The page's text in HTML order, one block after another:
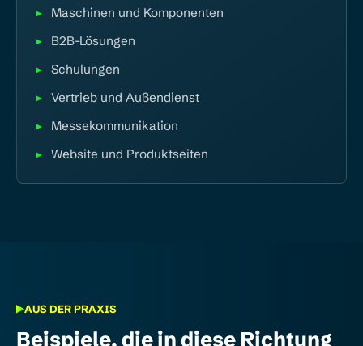
Maschinen und Komponenten
B2B-Lösungen
Schulungen
Vertrieb und Außendienst
Messekommunikation
Website und Produktseiten
AUS DER PRAXIS
Beispiele, die in diese Richtung